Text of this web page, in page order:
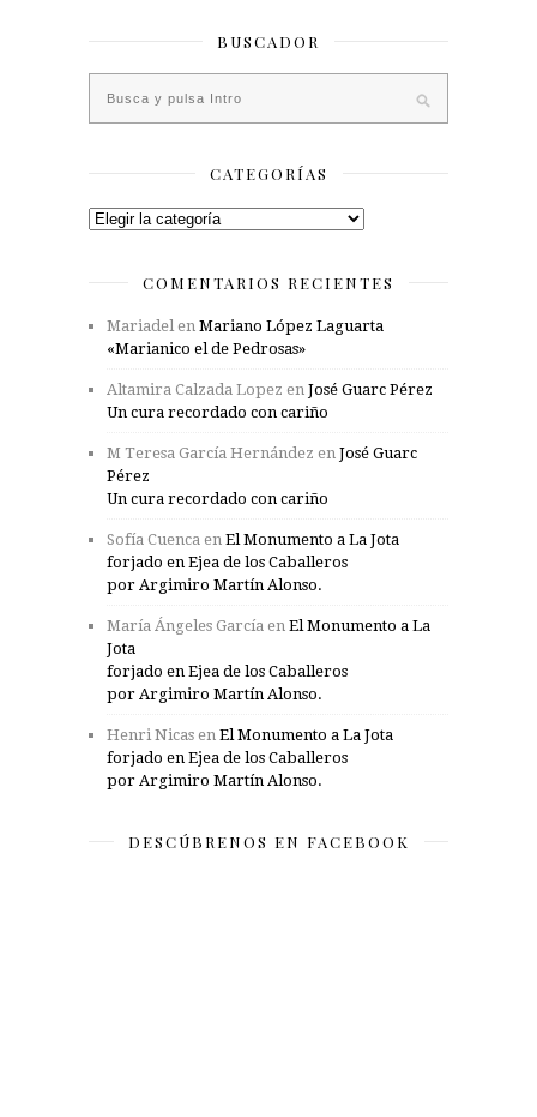
BUSCADOR
CATEGORÍAS
Categorías
COMENTARIOS RECIENTES
Mariadel en Mariano López Laguarta
«Marianico el de Pedrosas»
Altamira Calzada Lopez en José Guarc Pérez
Un cura recordado con cariño
M Teresa García Hernández en José Guarc
Pérez
Un cura recordado con cariño
Sofía Cuenca en El Monumento a La Jota
forjado en Ejea de los Caballeros
por Argimiro Martín Alonso.
María Ángeles García en El Monumento a La
Jota
forjado en Ejea de los Caballeros
por Argimiro Martín Alonso.
Henri Nicas en El Monumento a La Jota
forjado en Ejea de los Caballeros
por Argimiro Martín Alonso.
DESCÚBRENOS EN FACEBOOK